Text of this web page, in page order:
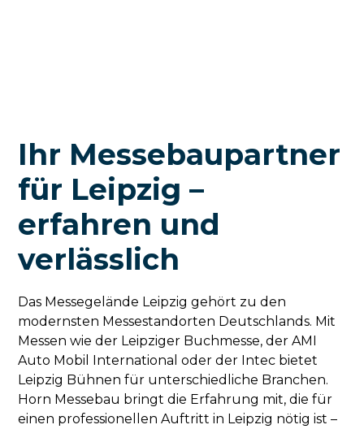
Ihr Messebaupartner
für Leipzig –
erfahren und
verlässlich
Das Messegelände Leipzig gehört zu den
modernsten Messestandorten Deutschlands. Mit
Messen wie der Leipziger Buchmesse, der AMI
Auto Mobil International oder der Intec bietet
Leipzig Bühnen für unterschiedliche Branchen.
Horn Messebau bringt die Erfahrung mit, die für
einen professionellen Auftritt in Leipzig nötig ist –